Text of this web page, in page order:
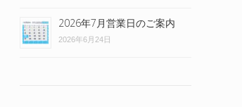
2026年7月営業日のご案内
2026年6月24日